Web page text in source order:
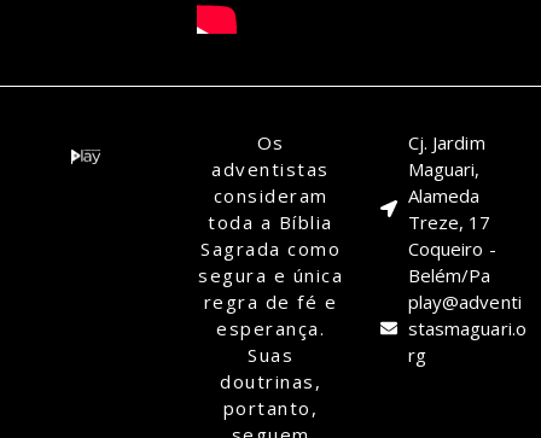
Os
adventistas
consideram
toda a Bíblia
Sagrada como
segura e única
regra de fé e
esperança.
Suas
doutrinas,
portanto,
Cj. Jardim
Maguari,
Alameda
Treze, 17
Coqueiro -
Belém/Pa
play@adventi
stasmaguari.o
rg